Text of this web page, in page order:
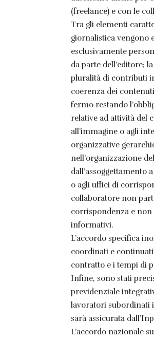
(freelance) e con le
Tra gli elementi
giornalistica vengono
esclusivamente
da parte dell’editore;
pluralità di contributi
coerenza dei
fermo restando
relative ad attività del
all’immagine o agli
organizzative
nell’organizzazione
o agli uffici di
collaboratore non
corrispondenza e non
informativi.
L’accordo specifica
coordinati e
contratto e i tempi di
Infine, sono stati
previdenziale
lavoratori subordinati
sarà assicurata
L’accordo nazionale